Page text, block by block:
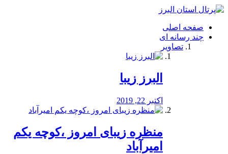
فصد
شرق
تهران
خشکشویی
صفحه اصلی
چند رسانه ای
تصاویر
البرز زیبا
اکتبر 22, 2019
منظره‌‌ زیبای امروز ،کوچه یکم
امیرآباد